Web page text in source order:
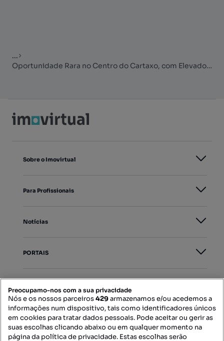
...
Oportunidade Rara no Centro do Cartaxo, com Elevado Potencial de Const
Sobre o Imovirtual
Para Profissionais
Notícias
PORTAIS
Contacte-nos
Preocupamo-nos com a sua privacidade
Nós e os nossos parceiros429armazenamos e/ou acedemos a
informações num dispositivo, tais como identificadores únicos
em cookies para tratar dados pessoais. Pode aceitar ou gerir as
suas escolhas clicando abaixo ou em qualquer momento na
página da política de privacidade. Estas escolhas serão